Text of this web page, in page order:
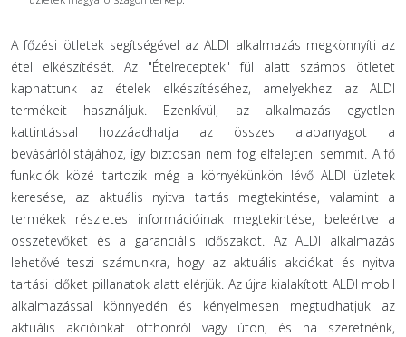
A főzési ötletek segítségével az ALDI alkalmazás megkönnyíti az
étel elkészítését. Az "Ételreceptek" fül alatt számos ötletet
kaphattunk az ételek elkészítéséhez, amelyekhez az ALDI
termékeit használjuk. Ezenkívül, az alkalmazás egyetlen
kattintással hozzáadhatja az összes alapanyagot a
bevásárlólistájához, így biztosan nem fog elfelejteni semmit. A fő
funkciók közé tartozik még a környékünkön lévő ALDI üzletek
keresése, az aktuális nyitva tartás megtekintése, valamint a
termékek részletes információinak megtekintése, beleértve a
összetevőket és a garanciális időszakot. Az ALDI alkalmazás
lehetővé teszi számunkra, hogy az aktuális akciókat és nyitva
tartási időket pillanatok alatt elérjük. Az újra kialakított ALDI mobil
alkalmazással könnyedén és kényelmesen megtudhatjuk az
aktuális akcióinkat otthonról vagy úton, és ha szeretnénk,